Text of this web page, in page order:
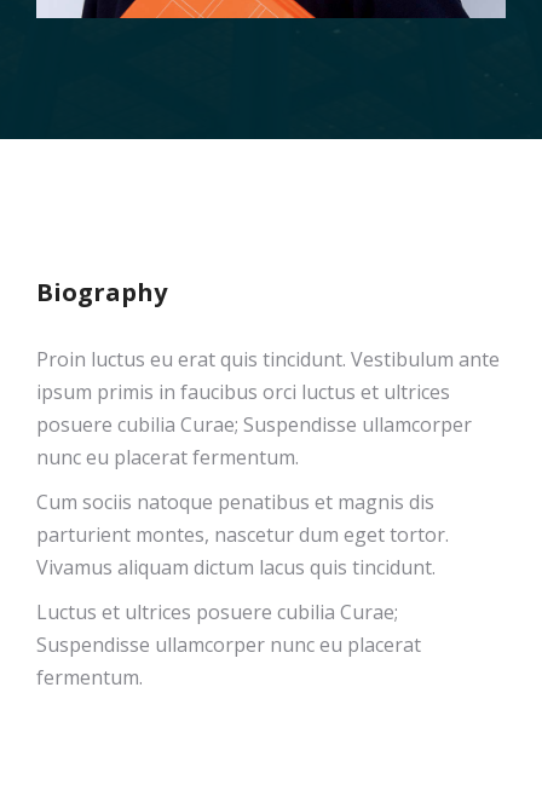
Biography
Proin luctus eu erat quis tincidunt. Vestibulum ante
ipsum primis in faucibus orci luctus et ultrices
posuere cubilia Curae; Suspendisse ullamcorper
nunc eu placerat fermentum.
Cum sociis natoque penatibus et magnis dis
parturient montes, nascetur dum eget tortor.
Vivamus aliquam dictum lacus quis tincidunt.
Luctus et ultrices posuere cubilia Curae;
Suspendisse ullamcorper nunc eu placerat
fermentum.